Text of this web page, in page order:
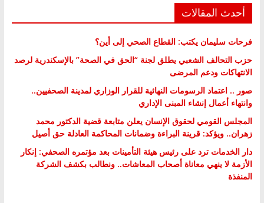
أحدث المقالات
فرحات سليمان يكتب: القطاع الصحي إلى أين؟
حزب التحالف الشعبي يطلق لجنة “الحق في الصحة” بالإسكندرية لرصد
الانتهاكات ودعم المرضى
صور .. اعتماد الرسومات النهائية للقرار الوزاري لمدينة الصحفيين..
وانتهاء أعمال إنشاء المبنى الإداري
المجلس القومي لحقوق الإنسان يعلن متابعة قضية الدكتور محمد
زهران.. ويؤكد: قرينة البراءة وضمانات المحاكمة العادلة حق أصيل
دار الخدمات ترد على رئيس هيئة التأمينات بعد مؤتمره الصحفي: إنكار
الأزمة لا ينهي معاناة أصحاب المعاشات.. ونطالب بكشف الشركة
المنفذة